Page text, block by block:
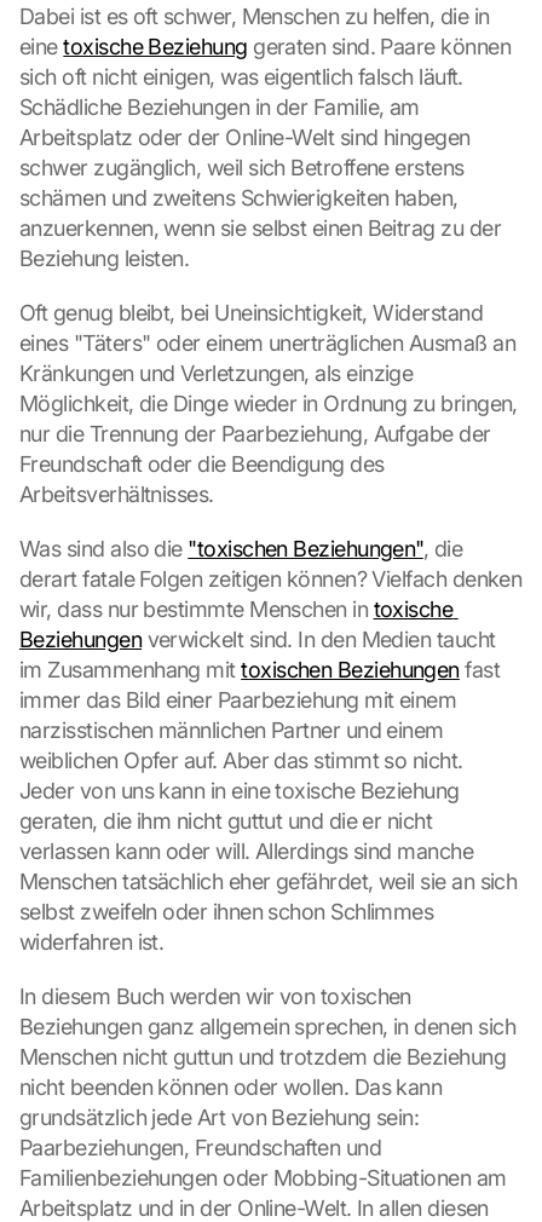
Dabei ist es oft schwer, Menschen zu helfen, die in
eine toxische Beziehung geraten sind. Paare können
sich oft nicht einigen, was eigentlich falsch läuft.
Schädliche Beziehungen in der Familie, am
Arbeitsplatz oder der Online-Welt sind hingegen
schwer zugänglich, weil sich Betroffene erstens
schämen und zweitens Schwierigkeiten haben,
anzuerkennen, wenn sie selbst einen Beitrag zu der
Beziehung leisten.
Oft genug bleibt, bei Uneinsichtigkeit, Widerstand
eines "Täters" oder einem unerträglichen Ausmaß an
Kränkungen und Verletzungen, als einzige
Möglichkeit, die Dinge wieder in Ordnung zu bringen,
nur die Trennung der Paarbeziehung, Aufgabe der
Freundschaft oder die Beendigung des
Arbeitsverhältnisses.
Was sind also die "toxischen Beziehungen", die
derart fatale Folgen zeitigen können? Vielfach denken
wir, dass nur bestimmte Menschen in toxische
Beziehungen verwickelt sind. In den Medien taucht
im Zusammenhang mit toxischen Beziehungen fast
immer das Bild einer Paarbeziehung mit einem
narzisstischen männlichen Partner und einem
weiblichen Opfer auf. Aber das stimmt so nicht.
Jeder von uns kann in eine toxische Beziehung
geraten, die ihm nicht guttut und die er nicht
verlassen kann oder will. Allerdings sind manche
Menschen tatsächlich eher gefährdet, weil sie an sich
selbst zweifeln oder ihnen schon Schlimmes
widerfahren ist.
In diesem Buch werden wir von toxischen
Beziehungen ganz allgemein sprechen, in denen sich
Menschen nicht guttun und trotzdem die Beziehung
nicht beenden können oder wollen. Das kann
grundsätzlich jede Art von Beziehung sein:
Paarbeziehungen, Freundschaften und
Familienbeziehungen oder Mobbing-Situationen am
Arbeitsplatz und in der Online-Welt. In allen diesen